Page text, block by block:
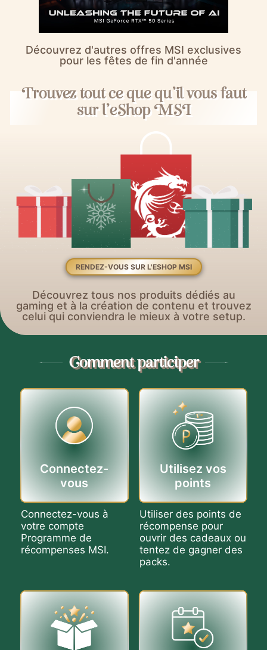
Découvrez d'autres offres MSI exclusives
pour les fêtes de fin d'année
Trouvez tout ce que qu'il vous faut
sur l'eShop MSI
RENDEZ-VOUS SUR L'ESHOP MSI
Découvrez tous nos produits dédiés au
gaming et à la création de contenu et trouvez
celui qui conviendra le mieux à votre setup.
Comment participer
Connectez-
vous
Connectez-vous à
votre compte
Programme de
récompenses MSI.
Utilisez vos
points
Utiliser des points de
récompense pour
ouvrir des cadeaux ou
tentez de gagner des
packs.